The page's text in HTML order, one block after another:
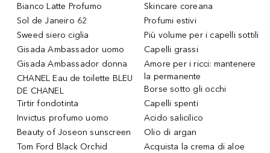
Bianco Latte Profumo
Sol de Janeiro 62
Sweed siero ciglia
Gisada Ambassador uomo
Gisada Ambassador donna
CHANEL Eau de toilette BLEU
DE CHANEL
Tirtir fondotinta
Invictus profumo uomo
Beauty of Joseon sunscreen
Tom Ford Black Orchid
Skincare coreana
Profumi estivi
Più volume per i capelli sottili
Capelli grassi
Amore per i ricci: mantenere
la permanente
Borse sotto gli occhi
Capelli spenti
Acido salicilico
Olio di argan
Acquista la crema di aloe